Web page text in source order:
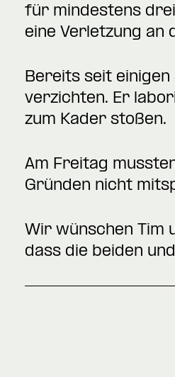
für mindestens
eine Verletzung an
Bereits seit
verzichten. Er
zum Kader stoßen.
Am Freitag
Gründen nicht
Wir wünschen Tim
dass die beiden